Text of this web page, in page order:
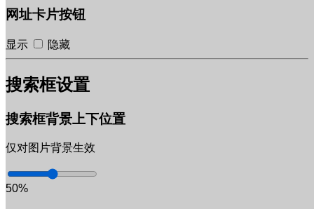
网址卡片按钮
显示 隐藏
搜索框设置
搜索框背景上下位置
仅对图片背景生效
50%